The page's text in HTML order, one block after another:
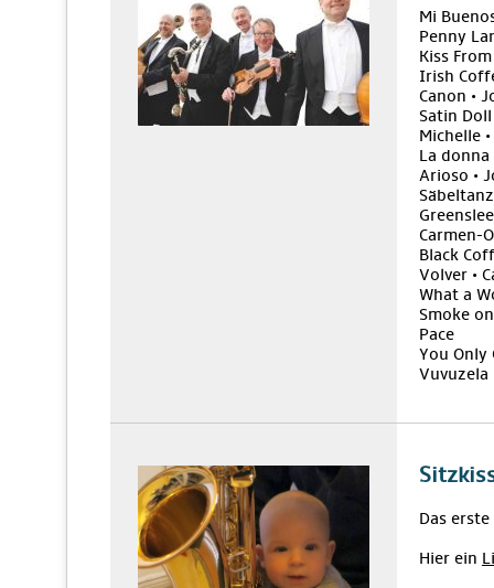
Mi
Penny
Kiss
Irish
Canon •
Satin
Michelle
La donna
Arioso •
Carmen-
Black
Volver •
What a
Smoke
Pace
You Only
Vuvuzela
Das
Hier ein